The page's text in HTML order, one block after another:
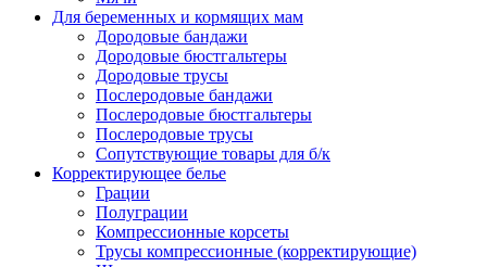
Для беременных и кормящих мам
Дородовые бандажи
Дородовые бюстгальтеры
Дородовые трусы
Послеродовые бандажи
Послеродовые бюстгальтеры
Послеродовые трусы
Сопутствующие товары для б/к
Корректирующее белье
Грации
Полуграции
Компрессионные корсеты
Трусы компрессионные (корректирующие)